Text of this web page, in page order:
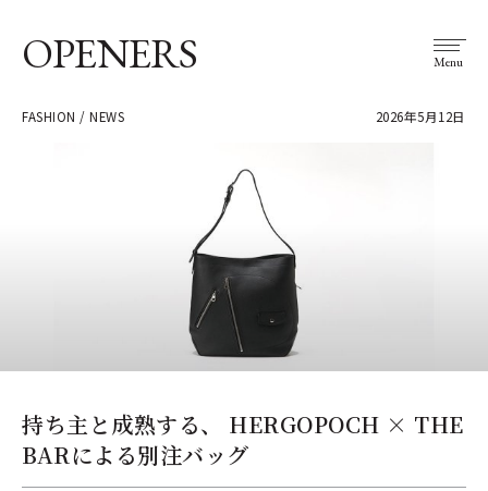
OPENERS Menu
FASHION / NEWS 2026年5月12日
持ち主と成熟する、 HERGOPOCH × THE
BARによる別注バッグ